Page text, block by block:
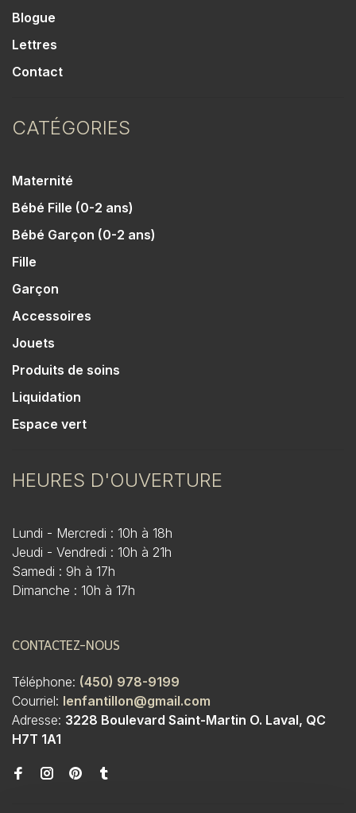
Blogue
Lettres
Contact
CATÉGORIES
Maternité
Bébé Fille (0-2 ans)
Bébé Garçon (0-2 ans)
Fille
Garçon
Accessoires
Jouets
Produits de soins
Liquidation
Espace vert
HEURES D'OUVERTURE
Lundi - Mercredi : 10h à 18h
Jeudi - Vendredi : 10h à 21h
Samedi : 9h à 17h
Dimanche : 10h à 17h
CONTACTEZ-NOUS
Téléphone: (450) 978-9199
Courriel: lenfantillon@gmail.com
Adresse: 3228 Boulevard Saint-Martin O. Laval, QC
H7T 1A1